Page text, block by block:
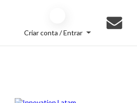
Criar conta / Entrar